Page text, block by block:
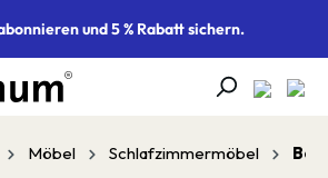
und 5 % Rabatt sichern.
Möbel Schlafzimmermöbel